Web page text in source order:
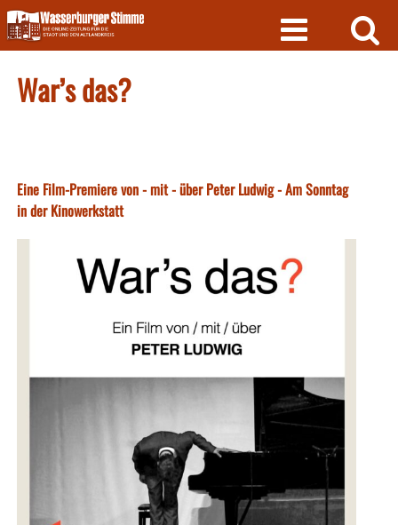
Skip
to
content
War’s das?
Eine Film-Premiere von - mit - über Peter Ludwig - Am Sonntag
in der Kinowerkstatt